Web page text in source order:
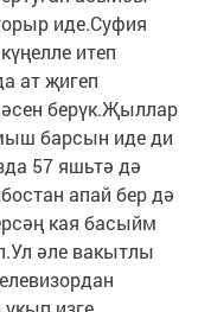
иде.Суфия
итеп
ат җигеп
берүк.Җыллар
барсын иде ди
57 яшьтә дә
апай бер дә
кая басыйм
әле вакытлы